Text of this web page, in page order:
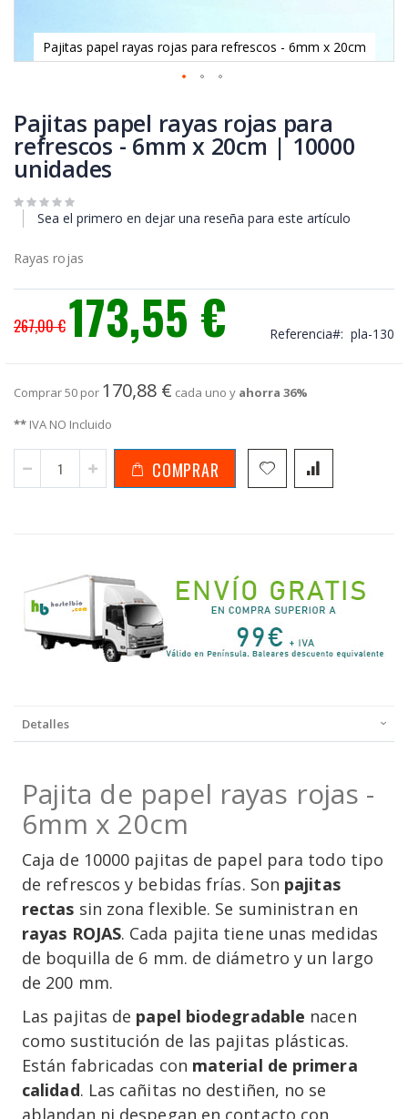
Pajitas papel rayas rojas para refrescos - 6mm x 20cm
al
comienzo
de
la
galería
de
imágenes
Pajitas papel rayas rojas para
refrescos - 6mm x 20cm | 10000
unidades
Sea el primero en dejar una reseña para este artículo
Rayas rojas
267,00 €
Precio
especial
173,55 € Referencia pla-130
Comprar 50 por 170,88 € cada uno y ahorra 36%
** IVA NO Incluido
COMPRAR
Detalles
Pajita de papel rayas rojas -
6mm x 20cm
Caja de 10000 pajitas de papel para todo tipo
de refrescos y bebidas frías. Son pajitas
rectas sin zona flexible. Se suministran en
rayas ROJAS. Cada pajita tiene unas medidas
de boquilla de 6 mm. de diámetro y un largo
de 200 mm.
Las pajitas de papel biodegradable nacen
como sustitución de las pajitas plásticas.
Están fabricadas con material de primera
calidad. Las cañitas no destiñen, no se
ablandan ni despegan en contacto con